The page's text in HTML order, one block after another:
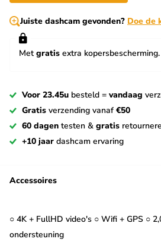
Juiste dashcam gevonden? Doe de
Met gratis extra kopersbescherming.
Voor 23.45u besteld = vandaag
Gratis verzending vanaf €50
60 dagen testen & gratis
+10 jaar dashcam ervaring
Accessoires
○ 4K + FullHD video's ○ Wifi + GPS ○
ondersteuning